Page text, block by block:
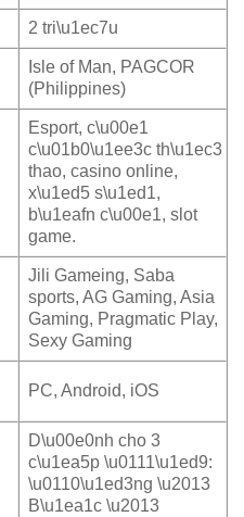
2 tri\u1ec7u
Isle of Man, PAGCOR
(Philippines)
Esport, c\u00e1
c\u01b0\u1ee3c th\u1ec3
thao, casino online,
x\u1ed5 s\u1ed1,
b\u1eafn c\u00e1, slot
game.
Jili Gameing, Saba
sports, AG Gaming, Asia
Gaming, Pragmatic Play,
Sexy Gaming
PC, Android, iOS
D\u00e0nh cho 3
c\u1ea5p \u0111\u1ed9:
\u0110\u1ed3ng \u2013
B\u1ea1c \u2013